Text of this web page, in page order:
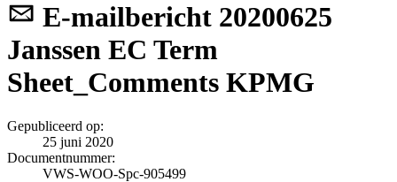
E-mailbericht 20200625
Janssen EC Term
Sheet_Comments KPMG
Gepubliceerd op:
25 juni 2020
Documentnummer:
VWS-WOO-Spc-905499